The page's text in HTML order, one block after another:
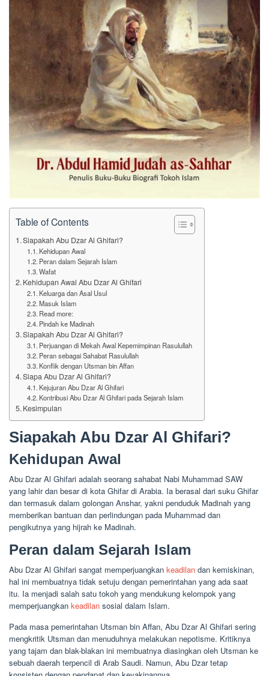
Table of Contents
Siapakah Abu Dzar Al Ghifari?
Kehidupan Awal
Peran dalam Sejarah Islam
Wafat
Kehidupan Awal Abu Dzar Al Ghifari
Keluarga dan Asal Usul
Masuk Islam
Read more:
Pindah ke Madinah
Siapakah Abu Dzar Al Ghifari?
Perjuangan di Mekah Awal Kepemimpinan Rasulullah
Peran sebagai Sahabat Rasulullah
Konflik dengan Utsman bin Affan
Siapa Abu Dzar Al Ghifari?
Kejujuran Abu Dzar Al Ghifari
Kontribusi Abu Dzar Al Ghifari pada Sejarah Islam
Kesimpulan
Siapakah Abu Dzar Al Ghifari?
Kehidupan Awal
Abu Dzar Al Ghifari adalah seorang sahabat Nabi Muhammad SAW
yang lahir dan besar di kota Ghifar di Arabia. Ia berasal dari suku Ghifar
dan termasuk dalam golongan Anshar, yakni penduduk Madinah yang
memberikan bantuan dan perlindungan pada Muhammad dan
pengikutnya yang hijrah ke Madinah.
Peran dalam Sejarah Islam
Abu Dzar Al Ghifari sangat memperjuangkan keadilan dan kemiskinan,
hal ini membuatnya tidak setuju dengan pemerintahan yang ada saat
itu. Ia menjadi salah satu tokoh yang mendukung kelompok yang
memperjuangkan keadilan sosial dalam Islam.
Pada masa pemerintahan Utsman bin Affan, Abu Dzar Al Ghifari sering
mengkritik Utsman dan menuduhnya melakukan nepotisme. Kritiknya
yang tajam dan blak-blakan ini membuatnya diasingkan oleh Utsman ke
sebuah daerah terpencil di Arab Saudi. Namun, Abu Dzar tetap